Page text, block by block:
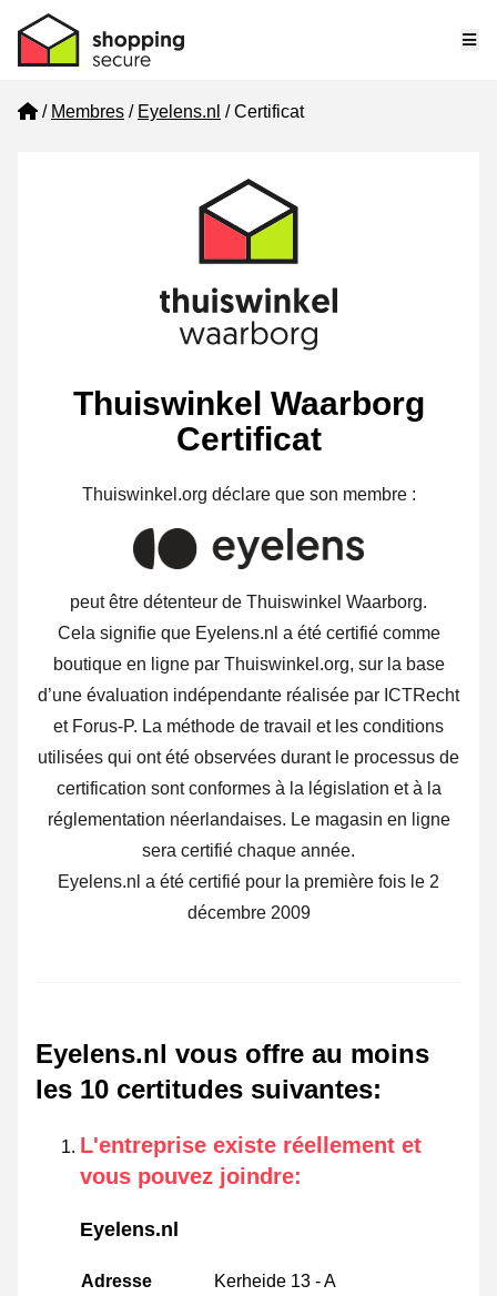
Home
Membres Eyelens.nl Certificat
Thuiswinkel Waarborg
Certificat
Thuiswinkel.org déclare que son membre :
peut être détenteur de Thuiswinkel Waarborg.
Cela signifie que Eyelens.nl a été certifié comme
boutique en ligne par Thuiswinkel.org, sur la base
d’une évaluation indépendante réalisée par ICTRecht
et Forus-P. La méthode de travail et les conditions
utilisées qui ont été observées durant le processus de
certification sont conformes à la législation et à la
réglementation néerlandaises. Le magasin en ligne
sera certifié chaque année.
Eyelens.nl a été certifié pour la première fois le 2
décembre 2009
Eyelens.nl vous offre au moins
les 10 certitudes suivantes:
L'entreprise existe réellement et
vous pouvez joindre:
Eyelens.nl
Adresse
Kerheide 13 - A